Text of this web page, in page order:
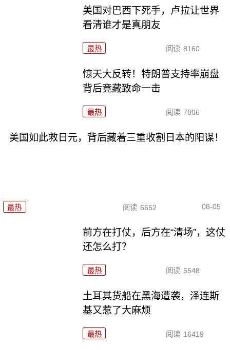
美国对巴西下死手，卢拉让世界
看清谁才是真朋友
最热 阅读 8160
惊天大反转！特朗普支持率崩盘
背后竟藏致命一击
最热 阅读 7806
美国如此救日元，背后藏着三重收割日本的阳谋！
最热 阅读 6652 08-05
前方在打仗，后方在“清场”，这仗
还怎么打？
最热 阅读 5548
土耳其货船在黑海遭袭，泽连斯
基又惹了大麻烦
最热 阅读 16419